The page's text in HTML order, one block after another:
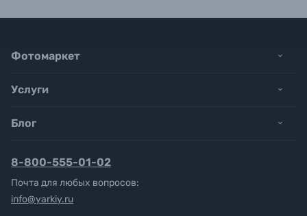
Фотомаркет
Услуги
Блог
8-800-555-01-02
Почта для любых вопросов:
info@yarkiy.ru